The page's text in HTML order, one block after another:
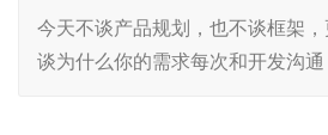
今天不谈产品规划，也不谈框架
谈为什么你的需求每次和开发沟